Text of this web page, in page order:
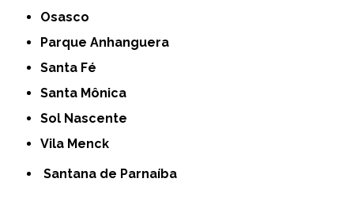
Osasco
Parque Anhanguera
Santa Fé
Santa Mônica
Sol Nascente
Vila Menck
Santana de Parnaíba